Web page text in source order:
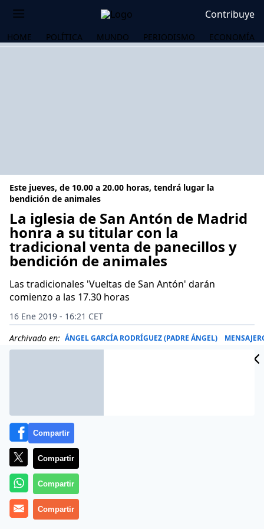
Contribuye
HOME POLÍTICA MUNDO PERIODISMO ECONOMÍA
Este jueves, de 10.00 a 20.00 horas, tendrá lugar la
bendición de animales
La iglesia de San Antón de Madrid
honra a su titular con la
tradicional venta de panecillos y
bendición de animales
Las tradicionales 'Vueltas de San Antón' darán
comienzo a las 17.30 horas
16 Ene 2019 - 16:21 CET
Archivado en: ÁNGEL GARCÍA RODRÍGUEZ (PADRE ÁNGEL)
Compartir
Compartir
Compartir
Compartir